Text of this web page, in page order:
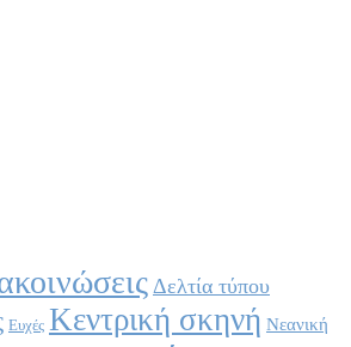
Δελτία τύπου
Ευχές Κεντρική σκηνή Νεανική